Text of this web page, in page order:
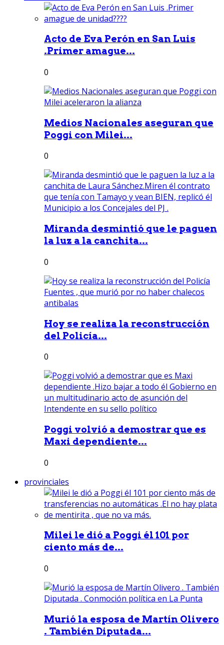
Acto de Eva Perón en San Luis
.Primer amague...
0
Medios Nacionales aseguran que
Poggi con Milei...
0
Miranda desmintió que le paguen
la luz a la canchita...
0
Hoy se realiza la reconstrucción
del Policía...
0
Poggi volvió a demostrar que es
Maxi dependiente...
0
provinciales
Milei le dió a Poggi él 101 por
ciento más de...
0
Murió la esposa de Martín Olivero
. También Diputada...